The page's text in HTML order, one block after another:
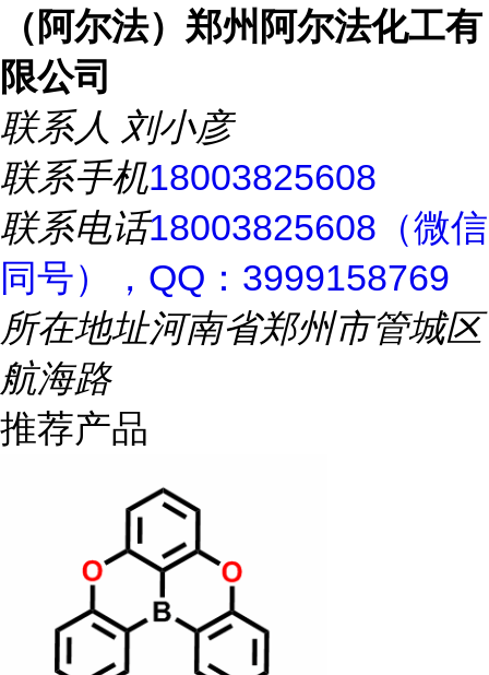
（阿尔法）郑州阿尔法化工有
限公司
联系人 刘小彦
联系手机18003825608
联系电话18003825608（微信
同号），QQ：3999158769
所在地址河南省郑州市管城区
航海路
推荐产品